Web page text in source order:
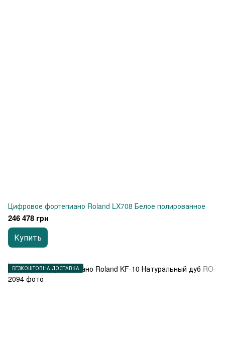
Цифровое фортепиано Roland LX708 Белое полированное
246 478 грн
Купить
БЕЗКОШТОВНА ДОСТАВКА